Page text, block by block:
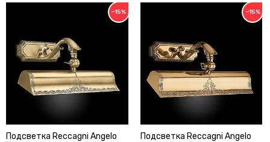
−15%
Подсветка Reccagni Angelo
−15%
Подсветка Reccagni Angelo